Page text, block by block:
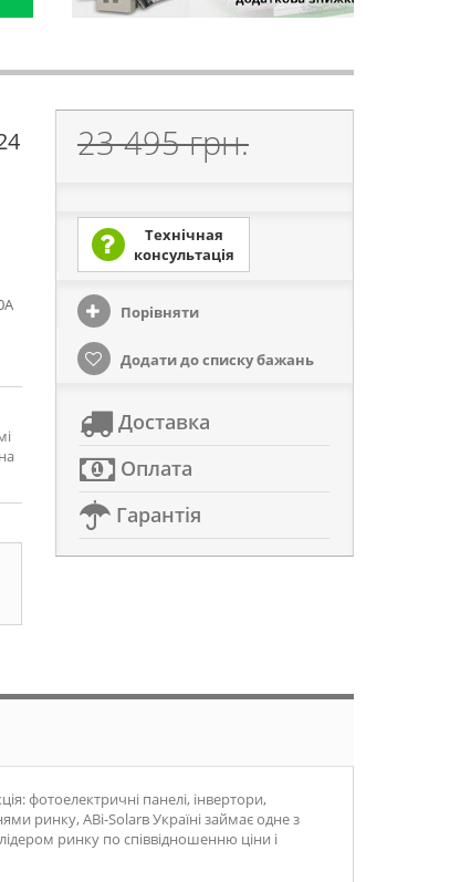
23 495 грн.
Технічная
консультація
Порівняти
Додати до списку бажань
Доставка
Оплата
Гарантія
фотоелектричні панелі, інвертори,
ринку,ABi-Solarв Україні займає одне з
ринку по співвідношенню ціни і